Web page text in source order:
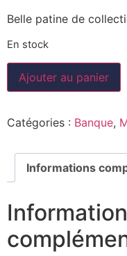
Belle patine de
En stock
Ajouter au panier
Catégories : Banque,
Informations